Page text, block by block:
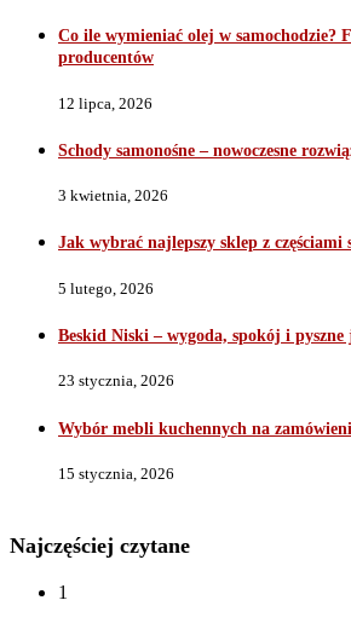
Co ile wymieniać olej w samochodzie?
producentów
12 lipca, 2026
Schody samonośne – nowoczesne
3 kwietnia, 2026
Jak wybrać najlepszy sklep z częściami
5 lutego, 2026
Beskid Niski – wygoda, spokój i pyszne
23 stycznia, 2026
Wybór mebli kuchennych na
15 stycznia, 2026
Najczęściej czytane
1